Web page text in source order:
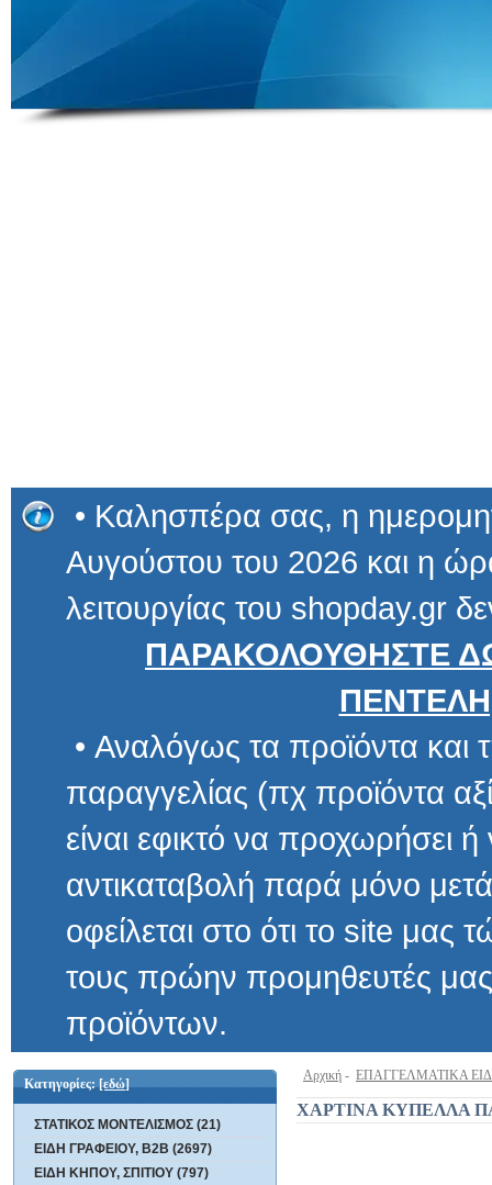
• Καλησπέρα σας, η
Αυγούστου του 2026 και η
λειτουργίας του shopday.gr
ΠΑΡΑΚΟΛΟΥΘΗΣΤΕ
• Αναλόγως τα προϊόντα και
παραγγελίας (πχ προϊόντα αξίας
είναι εφικτό να προχωρήσει ή να
αντικαταβολή παρά μόνο μετά
οφείλεται στο ότι το site μας τώρα
τους πρώην προμηθευτές μας
προϊόντων.
Κατηγορίες:[εδώ]
ΣΤΑΤΙΚΟΣ ΜΟΝΤΕΛΙΣΜΟΣ (21)
ΕΙΔΗ ΓΡΑΦΕΙΟΥ, B2B (2697)
ΕΙΔΗ ΚΗΠΟΥ, ΣΠΙΤΙΟΥ (797)
Αρχική - ΕΠΑΓΓΕΛΜΑΤΙΚΑ
ΧΑΡΤΙΝΑ ΚΥΠΕΛΛΑ